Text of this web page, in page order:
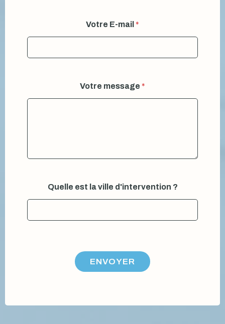
Votre E-mail *
Votre message *
a
t
n
e
Quelle est la ville d'intervention ?
ENVOYER